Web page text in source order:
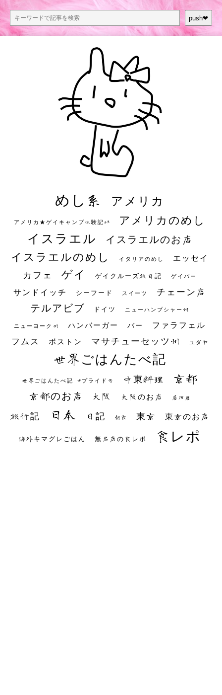
push❤︎
めし系 アメリカ
アメリカ★ゲイキャンプ体験記S3 アメリカのめし
イスラエル イスラエルのお店
イスラエルのめし イタリアのめし エッセイ
カフェ ゲイ ゲイクルーズ旅日記 ゲイバー
サンドイッチ シーフード スイーツ チェーン店
テルアビブ ドイツ ニューハンプシャー州
ニューヨーク州 ハンバーガー バー ファラフェル
フムス ボストン マサチューセッツ州 ユダヤ
世界ごはんたべ記
世界ごはんたべ記 #プライド号 中東料理 京都
京都のお店 大阪 大阪のお店 居酒屋
旅行記 日本 日記 朝食 東京 東京のお店
海外キマグレごはん 無名店の食レポ 食レポ